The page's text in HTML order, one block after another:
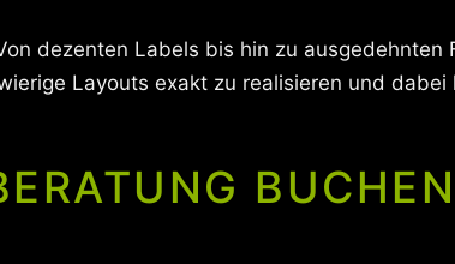
dezenten Labels bis hin zu
Layouts exakt zu realisieren und